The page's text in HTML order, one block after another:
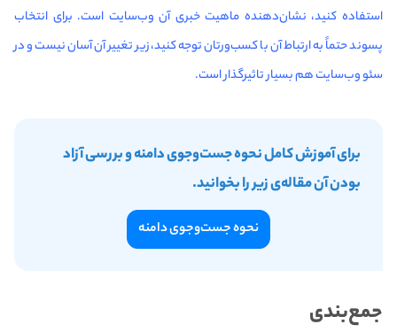
استفاده کنید، نشان‌دهنده ماهیت خبری آن وب‌سایت است. برای انتخاب
پسوند حتماً به ارتباط آن با کسب‌ورتان توجه کنید، زیر تغییر آن آسان نیست و در
سئو وب‌سایت هم بسیار تاثیرگذار است.
برای آموزش کامل نحوه جست‌و‌جوی دامنه و بررسی آزاد
بودن آن مقاله‌ی زیر را بخوانید.
نحوه جست‌وجوی دامنه
جمع‌بندی